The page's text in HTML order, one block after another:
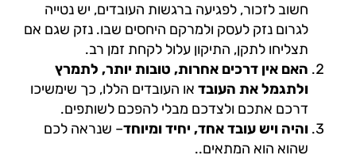
חשוב לזכור, לפגיעה ברגשות העובדים, יש נטייה
לגרום נזק לעסק ולמרקם היחסים שבו. נזק שגם אם
תצליחו לתקן, התיקון עלול לקחת זמן רב.
האם אין דרכים אחרות, טובות יותר, לתמרץ
ולתגמל את העובד או העובדים הללו, כך שימשיכו
דרכם אתכם ולצדכם מבלי להפכם לשותפים.
והיה ויש עובד אחד, יחיד ומיוחד– שנראה לכם
שהוא הוא המתאים..